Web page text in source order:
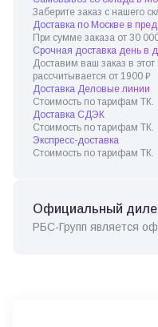
Заберите заказ с нашего
Доставка по Москве в
При сумме заказа от 30
Срочная доставка день в
Доставим ваш заказ в
рассчитывается от 1900 ₽
Доставка Деловые линии
Стоимость по тарифам ТК.
Доставка СДЭК
Стоимость по тарифам ТК.
Экспресс-доставка
Стоимость по тарифам ТК.
Официальный
РБС-Групп является